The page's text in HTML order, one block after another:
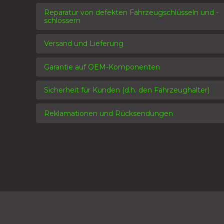
Reparatur von defekten Fahrzeugschlüsseln und -
schlössern
Versand und Lieferung
Garantie auf OEM-Komponenten
Sicherheit für Kunden (d.h. den Fahrzeughalter)
Reklamationen und Rücksendungen